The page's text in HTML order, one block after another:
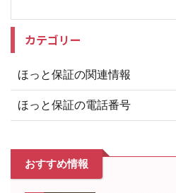
カテゴリー
ほっと保証の関連情報
ほっと保証の電話番号
おすすめ情報